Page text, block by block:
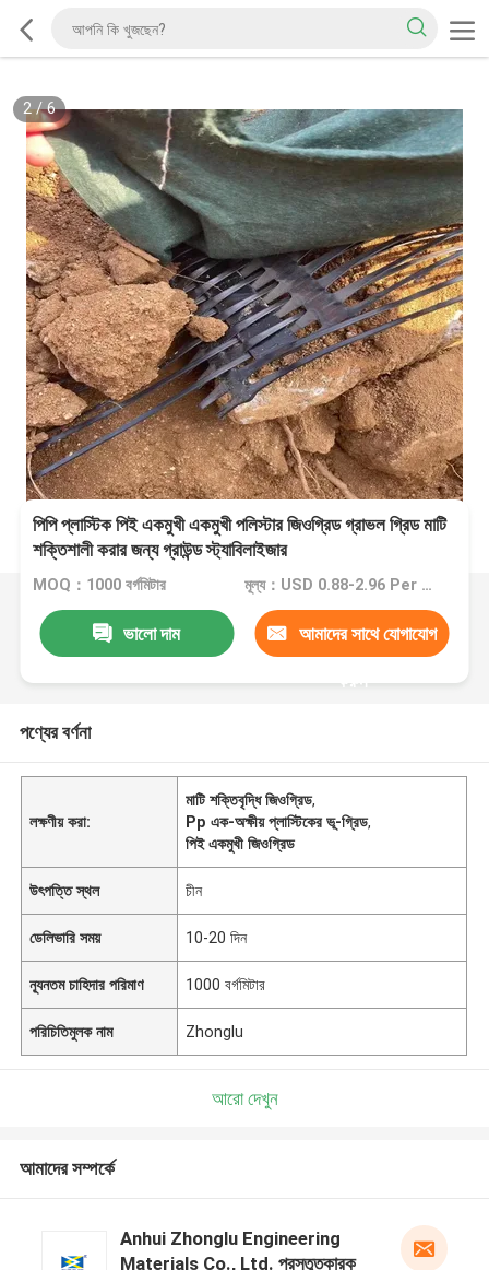
2/6
পিপি প্লাস্টিক পিই একমুখী একমুখী পলিস্টার জিওগ্রিড গ্রাভল গ্রিড মাটি
শক্তিশালী করার জন্য গ্রাউন্ড স্ট্যাবিলাইজার
MOQ：1000 বর্গমিটার মূল্য：USD 0.88-2.96 Per Pcs
ভালো দাম আমাদের সাথে যোগাযোগ
করুন
পণ্যের বর্ণনা
লক্ষণীয় করা:
মাটি শক্তিবৃদ্ধি জিওগ্রিড,
Pp এক-অক্ষীয় প্লাস্টিকের ভূ-গ্রিড,
পিই একমুখী জিওগ্রিড
উৎপত্তি স্থল চীন
ডেলিভারি সময় 10-20 দিন
ন্যূনতম চাহিদার পরিমাণ 1000 বর্গমিটার
পরিচিতিমুলক নাম Zhonglu
আরো দেখুন
আমাদের সম্পর্কে
Anhui Zhonglu Engineering
Materials Co., Ltd. প্রস্তুতকারক